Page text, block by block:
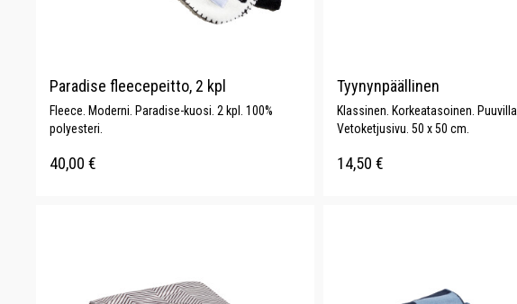
Paradise fleecepeitto, 2 kpl
Fleece. Moderni. Paradise-kuosi. 2 kpl. 100%
polyesteri.
40,00 €
Tyynynpäällinen
Klassinen. Korkeatasoinen. Puuvilla.
Vetoketjusivu. 50 x 50 cm.
14,50 €